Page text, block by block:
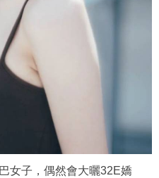
女子，偶然會大曬32E嬌